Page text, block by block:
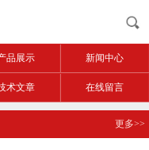
品展示 新闻中心
术文章 在线留言
更多>>